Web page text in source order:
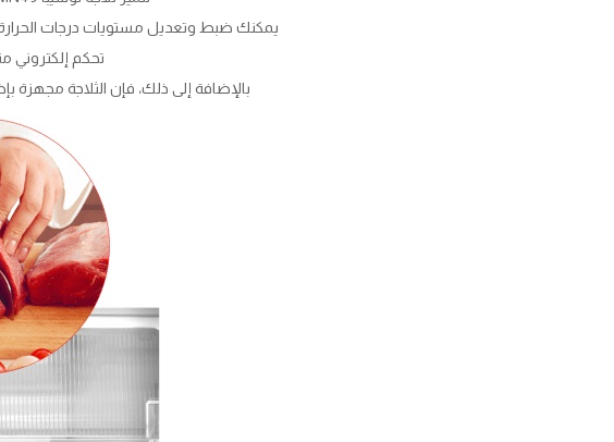
يمكنك ضبط وتعديل مستويات درجات
تحكم إلكتروني
بالإضافة إلى ذلك، فإن الثلاجة مجهزة